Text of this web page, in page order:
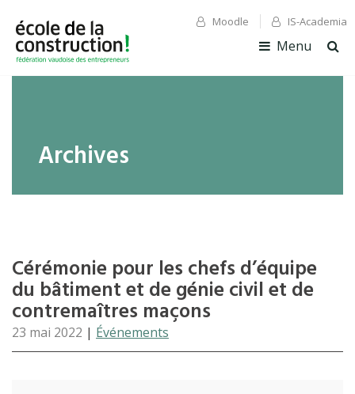
✕ Fermer
✕ Fermer
Moodle IS-Academia
Menu
la
Archives
Cérémonie pour les chefs d’équipe
du bâtiment et de génie civil et de
contremaîtres maçons
23 mai 2022 | Événements